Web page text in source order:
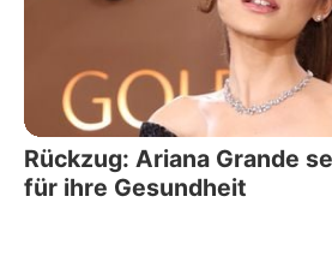
Rückzug: Ariana Grande
für ihre Gesundheit